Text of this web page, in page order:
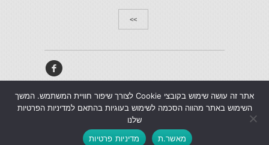
>>
f
כל הזכויות שמורות - ניר שלו © 2026
אתר זה עושה שימוש בקובצי Cookie לצורך שיפור חוויית המשתמש. המשך
השימוש באתר מהווה הסכמה לשימוש בעוגיות בהתאם למדיניות הפרטיות
שלנו
מאשר.ת
מדיניות פרטיות